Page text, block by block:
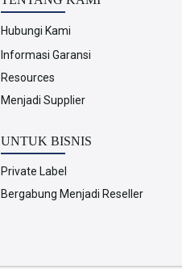
Hubungi Kami
Informasi Garansi
Resources
Menjadi Supplier
UNTUK BISNIS
Private Label
Bergabung Menjadi Reseller